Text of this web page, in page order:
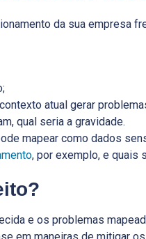
da sua empresa
atual gerar
qual seria a gravidade.
mapear como dados
, por exemplo, e quais
e os problemas